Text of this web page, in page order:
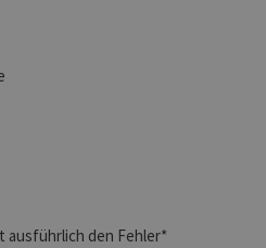
ausführlich den Fehler*